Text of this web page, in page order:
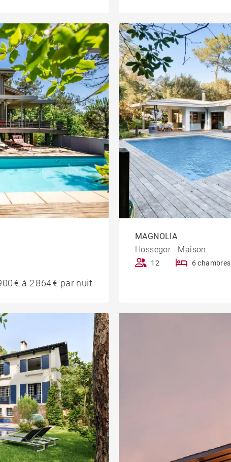
€ à 2 864 € par nuit
MAGNOLIA
Hossegor - Maison
12 6 chambres